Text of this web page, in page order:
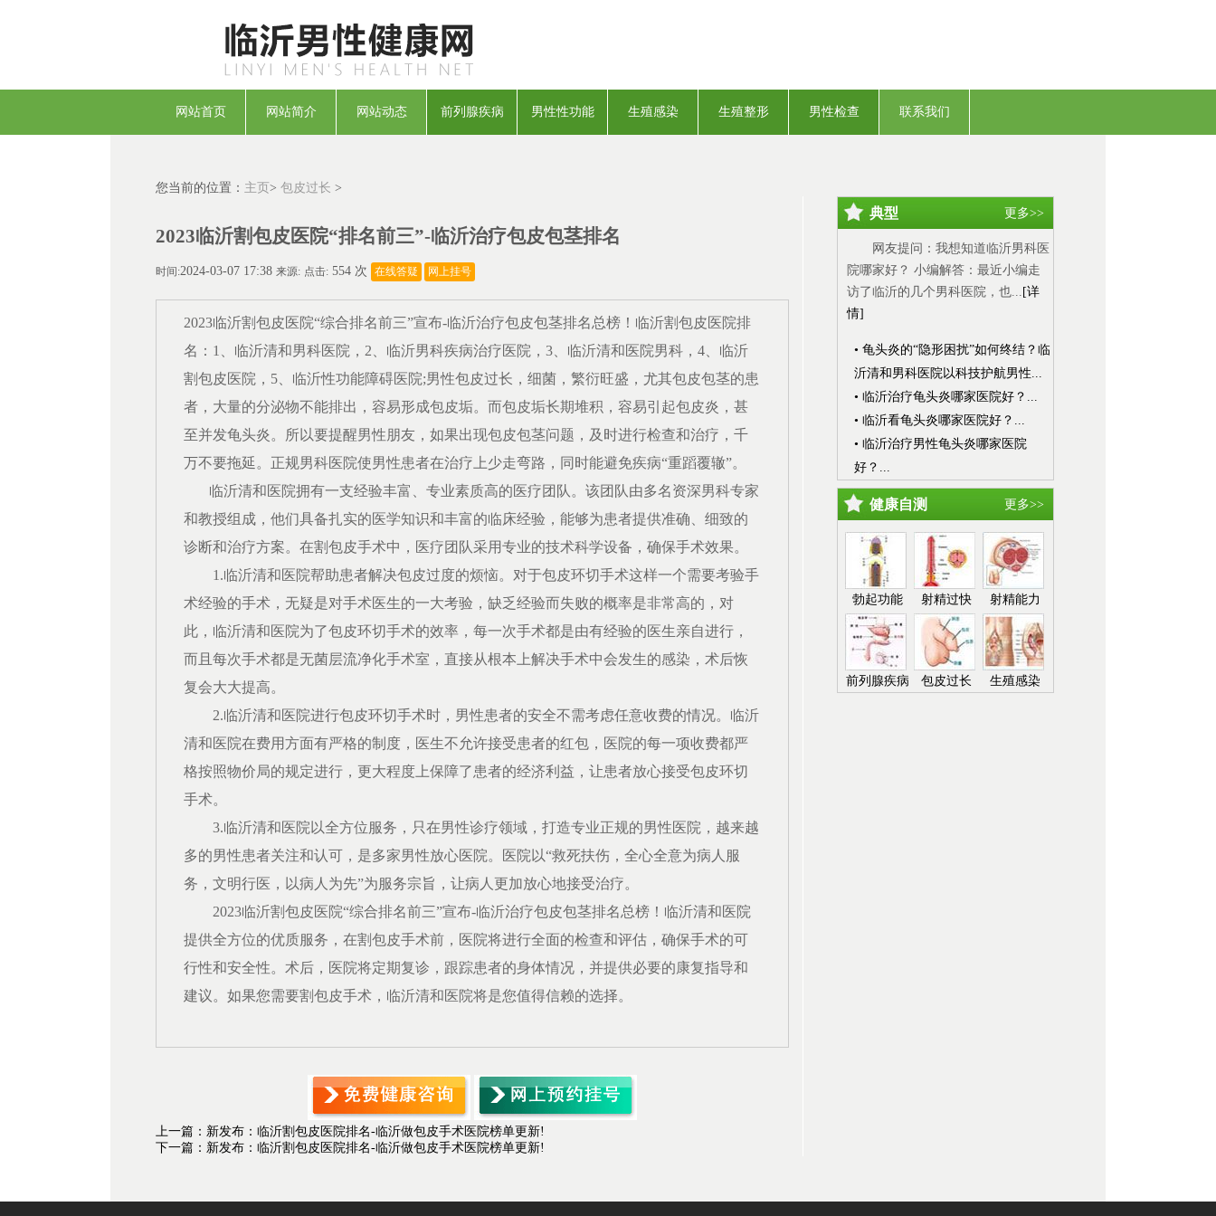
网站首页 网站简介 网站动态 前列腺疾病 男性性功能 生殖感染 生殖整形 男性检查 联系我们
您当前的位置： 主页 > 包皮过长 >
2023临沂割包皮医院“排名前三”-临沂治疗包皮包茎排名
时间:2024-03-07 17:38 来源: 点击: 554 次 在线答疑 网上挂号
2023临沂割包皮医院“综合排名前三”宣布-临沂治疗包皮包茎排名总榜！ 临沂割包皮医院排
名： 1、 临沂清和男科医院， 2、 临沂男科疾病治疗医院， 3、 临沂清和医院男科， 4、 临沂
割包皮医院， 5、 临沂性功能障碍医院;男性包皮过长，细菌，繁衍旺盛，尤其包皮包茎的患
者，大量的分泌物不能排出，容易形成包皮垢。而包皮垢长期堆积，容易引起包皮炎，甚
至并发龟头炎。所以要提醒男性朋友，如果出现包皮包茎问题，及时进行检查和治疗，千
万不要拖延。正规男科医院使男性患者在治疗上少走弯路，同时能避免疾病“重蹈覆辙”。
临沂清和医院拥有一支经验丰富、专业素质高的医疗团队。该团队由多名资深男科专家
和教授组成，他们具备扎实的医学知识和丰富的临床经验，能够为患者提供准确、细致的
诊断和治疗方案。在割包皮手术中，医疗团队采用专业的技术科学设备，确保手术效果。
1.临沂清和医院帮助患者解决包皮过度的烦恼。对于包皮环切手术这样一个需要考验手
术经验的手术，无疑是对手术医生的一大考验，缺乏经验而失败的概率是非常高的，对
此， 临沂清和医院为了包皮环切手术的效率，每一次手术都是由有经验的医生亲自进行，
而且每次手术都是无菌层流净化手术室，直接从根本上解决手术中会发生的感染，术后恢
复会大大提高。
2.临沂清和医院进行包皮环切手术时，男性患者的安全不需考虑任意收费的情况。 临沂
清和医院在费用方面有严格的制度，医生不允许接受患者的红包，医院的每一项收费都严
格按照物价局的规定进行，更大程度上保障了患者的经济利益，让患者放心接受包皮环切
手术。
3.临沂清和医院以全方位服务，只在男性诊疗领域，打造专业正规的男性医院，越来越
多的男性患者关注和认可，是多家男性放心医院。医院以“救死扶伤，全心全意为病人服
务，文明行医，以病人为先”为服务宗旨，让病人更加放心地接受治疗。
2023临沂割包皮医院“综合排名前三”宣布-临沂治疗包皮包茎排名总榜！ 临沂清和医院
提供全方位的优质服务，在割包皮手术前，医院将进行全面的检查和评估，确保手术的可
行性和安全性。术后，医院将定期复诊，跟踪患者的身体情况，并提供必要的康复指导和
建议。如果您需要割包皮手术， 临沂清和医院将是您值得信赖的选择。
上一篇：新发布：临沂割包皮医院排名-临沂做包皮手术医院榜单更新!
下一篇：新发布：临沂割包皮医院排名-临沂做包皮手术医院榜单更新!
典型 更多>>
网友提问：我想知道临沂男科医
院哪家好？ 小编解答：最近小编走
访了临沂的几个男科医院，也... [详
情]
• 龟头炎的“隐形困扰”如何终结？临
沂清和男科医院以科技护航男性...
• 临沂治疗龟头炎哪家医院好？...
• 临沂看龟头炎哪家医院好？...
• 临沂治疗男性龟头炎哪家医院
好？...
健康自测 更多>>
勃起功能 射精过快 射精能力
前列腺疾病 包皮过长 生殖感染